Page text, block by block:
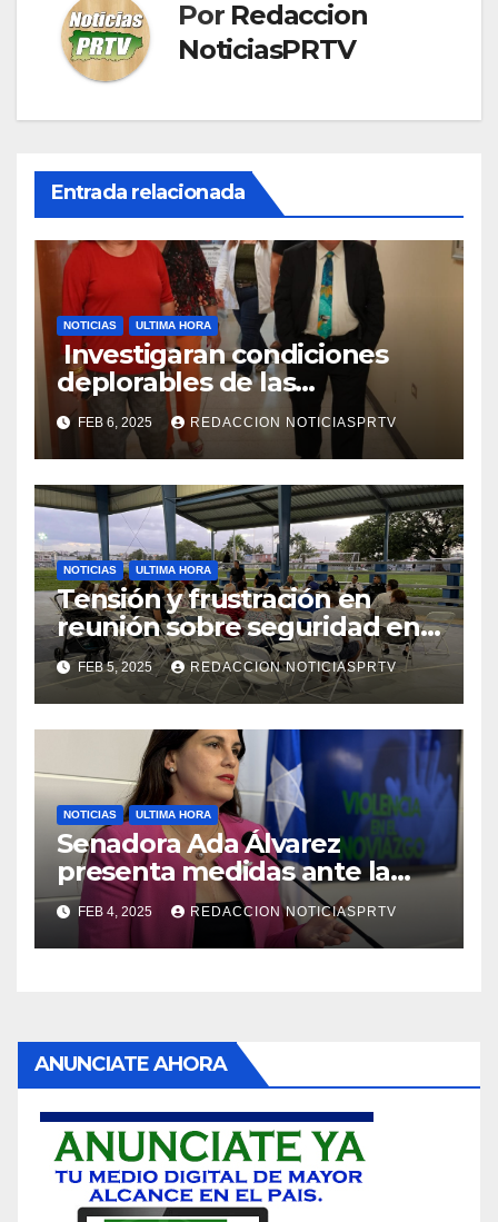
Por Redaccion
NoticiasPRTV
Entrada relacionada
NOTICIAS ULTIMA HORA
Investigaran condiciones
deplorables de las
facilidades el Departamento
de la Salud en Mayagüez
FEB 6, 2025 REDACCION NOTICIASPRTV
NOTICIAS ULTIMA HORA
Tensión y frustración en
reunión sobre seguridad en
Reparto Metropolitano
FEB 5, 2025 REDACCION NOTICIASPRTV
NOTICIAS ULTIMA HORA
Senadora Ada Álvarez
presenta medidas ante la
violencia en el noviazgo
FEB 4, 2025 REDACCION NOTICIASPRTV
ANUNCIATE AHORA